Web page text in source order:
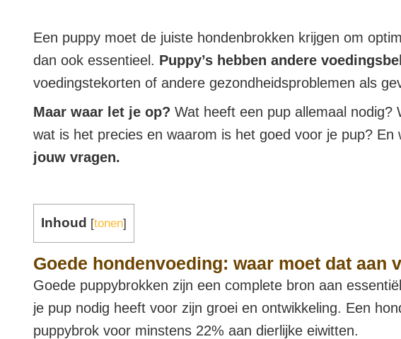
Een puppy moet de juiste hondenbrokken krijgen om
dan ook essentieel. Puppy’s hebben andere
voedingstekorten of andere gezondheidsproblemen als
Maar waar let je op? Wat heeft een pup allemaal nodig?
wat is het precies en waarom is het goed voor je pup?
jouw vragen.
Inhoud [tonen]
Goede hondenvoeding: waar moet dat aan
Goede puppybrokken zijn een complete bron aan
je pup nodig heeft voor zijn groei en ontwikkeling. Een
puppybrok voor minstens 22% aan dierlijke eiwitten.